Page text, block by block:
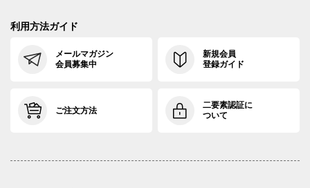
利用方法ガイド
メールマガジン
会員募集中
新規会員
登録ガイド
ご注文方法
二要素認証に
ついて